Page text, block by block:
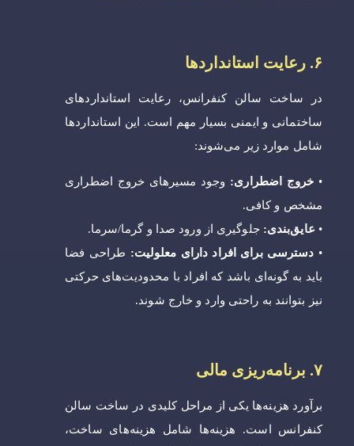
۶. رعایت استانداردها
در ساخت سالن کنفرانس، رعایت استانداردهای
ساختمانی و ایمنی بسیار مهم است. این استانداردها
شامل موارد زیر می‌شوند:
• خروج اضطراری: وجود مسیرهای خروج اضطراری
مشخص و کافی.
• عایق‌بندی: جلوگیری از ورود صدا و گرما/سرما.
• دسترسی برای افراد دارای معلولیت: طراحی فضا
باید به گونه‌ای باشد که افراد با محدودیت‌های حرکتی
نیز بتوانند به راحتی وارد و خارج شوند.
۷. برنامه‌ریزی مالی
برآورد هزینه‌ها یکی از مراحل کلیدی در ساخت سالن
کنفرانس است. هزینه‌ها شامل هزینه‌های ساخت،